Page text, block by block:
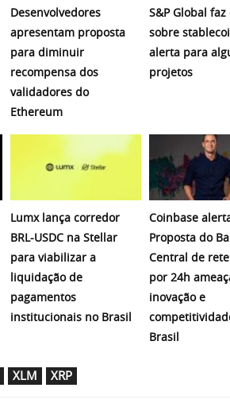
Desenvolvedores
apresentam proposta
para diminuir
recompensa dos
validadores do
Ethereum
S&P Global
sobre
alerta para
projetos
Lumx lança corredor
BRL-USDC na Stellar
para viabilizar a
liquidação de
pagamentos
institucionais no Brasil
Coinbase
Proposta do
Central de
por 24h
inovação e
Brasil
XLM XRP